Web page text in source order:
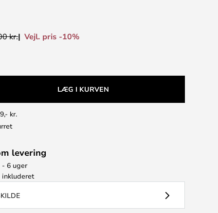
kr. Vejl. pris -10%
LÆG I KURVEN
kr.
levering
- 6 uger
inkluderet